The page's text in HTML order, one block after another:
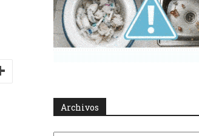
Archivos
Archivos